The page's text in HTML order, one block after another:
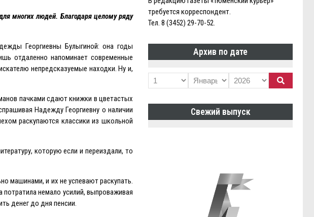
многих людей. Благодаря целому ряду
Георгиевны Булыгиной: она годы
отдаленно напоминает современные
непредсказуемые находки. Ну и,
пачками сдают книжки в цветастых
Надежду Георгиевну о наличии
раскупаются классики из школьной
которую если и переиздали, то
машинами, и их не успевают раскупать.
немало усилий, выпроваживая
денег до дня пенсии.
требуется корреспондент.
Тел. 8 (3452) 29-70-52.
Архив по дате
Свежий выпуск